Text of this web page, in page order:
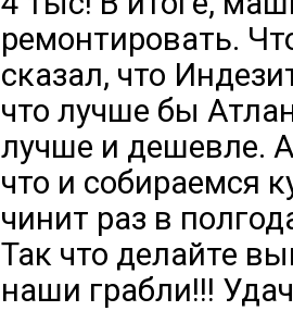
ремонтировать.
сказал, что
что лучше бы
лучше и дешевле.
что и собираемся
чинит раз в
Так что делайте
наши грабли!!!